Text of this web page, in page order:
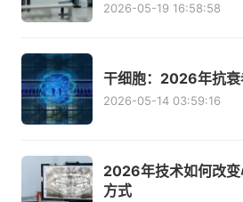
2026-05-19 16:58:58
干细胞：2026年抗衰
2026-05-14 03:59:16
2026年技术如何改
方式